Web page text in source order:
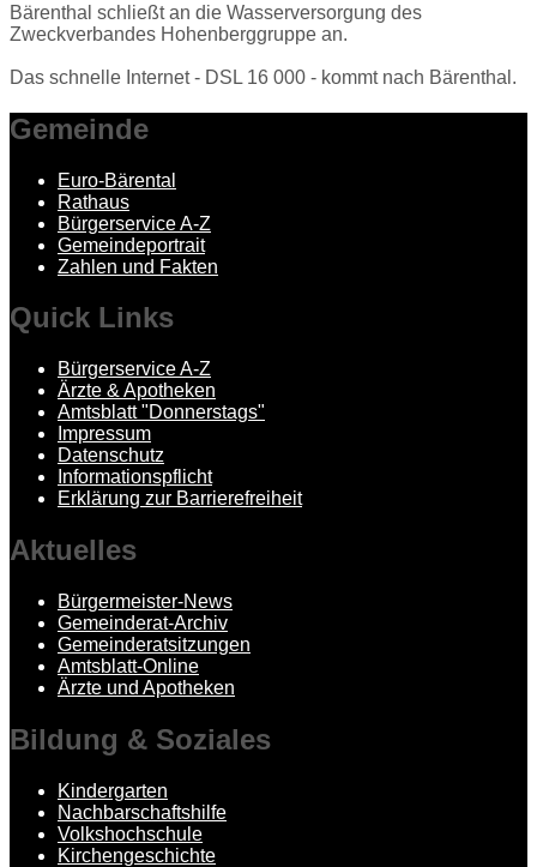
Bärenthal schließt an die Wasserversorgung des
Zweckverbandes Hohenberggruppe an.
Das schnelle Internet - DSL 16 000 - kommt nach Bärenthal.
Gemeinde
Euro-Bärental
Rathaus
Bürgerservice A-Z
Gemeindeportrait
Zahlen und Fakten
Quick Links
Bürgerservice A-Z
Ärzte & Apotheken
Amtsblatt "Donnerstags"
Impressum
Datenschutz
Informationspflicht
Erklärung zur Barrierefreiheit
Aktuelles
Bürgermeister-News
Gemeinderat-Archiv
Gemeinderatsitzungen
Amtsblatt-Online
Ärzte und Apotheken
Bildung & Soziales
Kindergarten
Nachbarschaftshilfe
Volkshochschule
Kirchengeschichte